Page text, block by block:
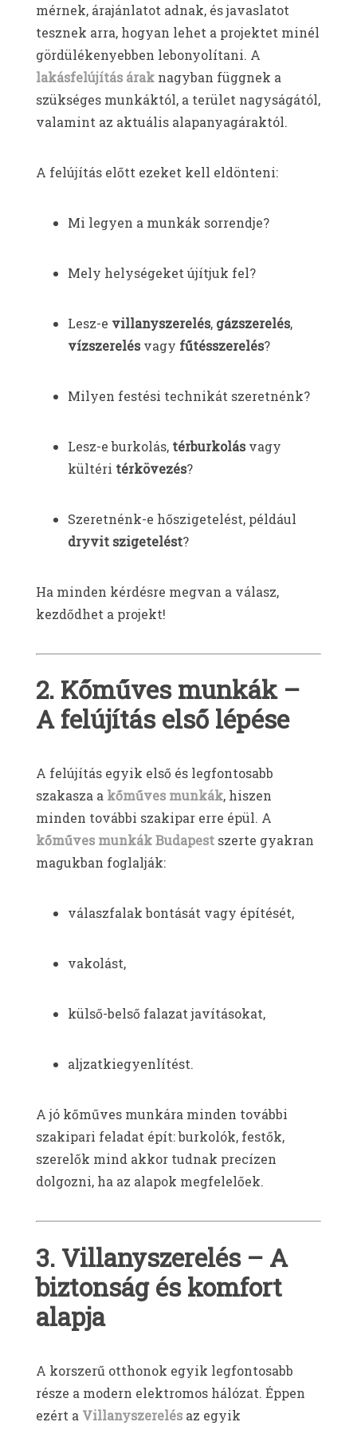
mérnek, árajánlatot adnak, és javaslatot
tesznek arra, hogyan lehet a projektet minél
gördülékenyebben lebonyolítani. A
lakásfelújítás árak nagyban függnek a
szükséges munkáktól, a terület nagyságától,
valamint az aktuális alapanyagáraktól.
A felújítás előtt ezeket kell eldönteni:
Mi legyen a munkák sorrendje?
Mely helységeket újítjuk fel?
Lesz-e villanyszerelés, gázszerelés,
vízszerelés vagy fűtésszerelés?
Milyen festési technikát szeretnénk?
Lesz-e burkolás, térburkolás vagy
kültéri térkövezés?
Szeretnénk-e hőszigetelést, például
dryvit szigetelést?
Ha minden kérdésre megvan a válasz,
kezdődhet a projekt!
2. Kőműves munkák –
A felújítás első lépése
A felújítás egyik első és legfontosabb
szakasza a kőműves munkák, hiszen
minden további szakipar erre épül. A
kőműves munkák Budapest szerte gyakran
magukban foglalják:
válaszfalak bontását vagy építését,
vakolást,
külső-belső falazat javításokat,
aljzatkiegyenlítést.
A jó kőműves munkára minden további
szakipari feladat épít: burkolók, festők,
szerelők mind akkor tudnak precízen
dolgozni, ha az alapok megfelelőek.
3. Villanyszerelés – A
biztonság és komfort
alapja
A korszerű otthonok egyik legfontosabb
része a modern elektromos hálózat. Éppen
ezért a Villanyszerelés az egyik